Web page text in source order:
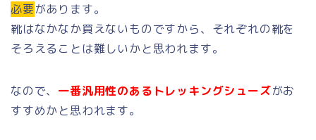
必要があります。
靴はなかなか買えないものですから、それぞれの靴を
そろえることは難しいかと思われます。
なので、 一番汎用性のあるトレッキングシューズがお
すすめかと思われます。